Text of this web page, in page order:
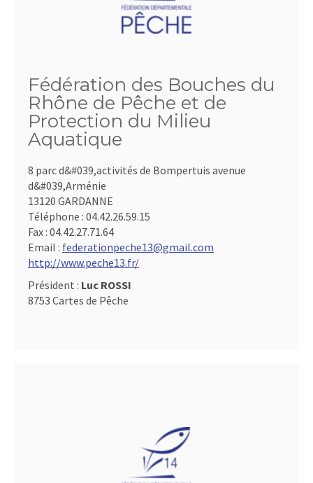
Fédération des Bouches du
Rhône de Pêche et de
Protection du Milieu
Aquatique
8 parc d&#039,activités de Bompertuis avenue
d&#039,Arménie
13120 GARDANNE
Téléphone : 04.42.26.59.15
Fax : 04.42.27.71.64
Email : federationpeche13@gmail.com
http://www.peche13.fr/
Président : Luc ROSSI
8753 Cartes de Pêche